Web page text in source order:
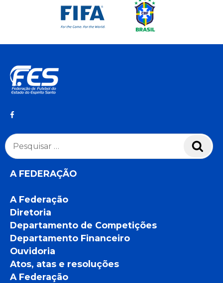
Pesquisar
por:
A FEDERAÇÃO
A Federação
Diretoria
Departamento de Competições
Departamento Financeiro
Ouvidoria
Atos, atas e resoluções
A Federação